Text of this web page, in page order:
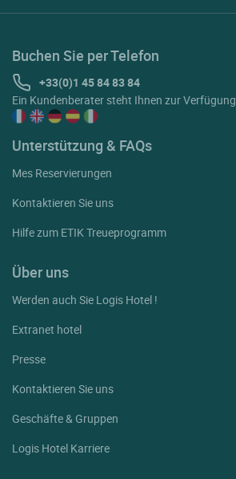
Buchen Sie per Telefon
+33(0)1 45 84 83 84
Ein Kundenberater steht Ihnen zur Verfügung
Unterstützung & FAQs
Mes Reservierungen
Kontaktieren Sie uns
Hilfe zum ETIK Treueprogramm
Über uns
Werden auch Sie Logis Hotel !
Extranet hotel
Presse
Kontaktieren Sie uns
Geschäfte & Gruppen
Logis Hotel Karriere